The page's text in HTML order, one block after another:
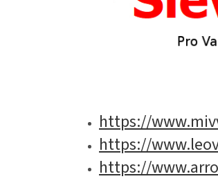
https://
https://
https://